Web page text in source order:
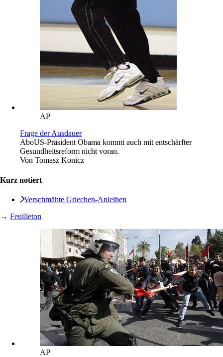
AP
Frage der Ausdauer
AboUS-Präsident Obama kommt auch mit entschärfter
Gesundheitsreform nicht voran.
Von Tomasz Konicz
Kurz notiert
Verschmähte Griechen-Anleihen
→ Feuilleton
AP